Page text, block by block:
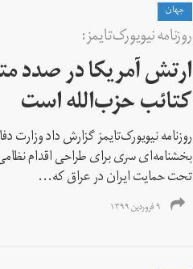
جهان
روزنامه‌ نیویورک‌تایمز:
ارتش آمریکا در صدد
کتائب حزب‌الله است
روزنامه نیویورک‌تایمز گزارش داد وزارت
بخشنامه‌ای سری برای طراحی اقدام
تحت حمایت ایران در عراق که...
۹ فروردین ۱۳۹۹